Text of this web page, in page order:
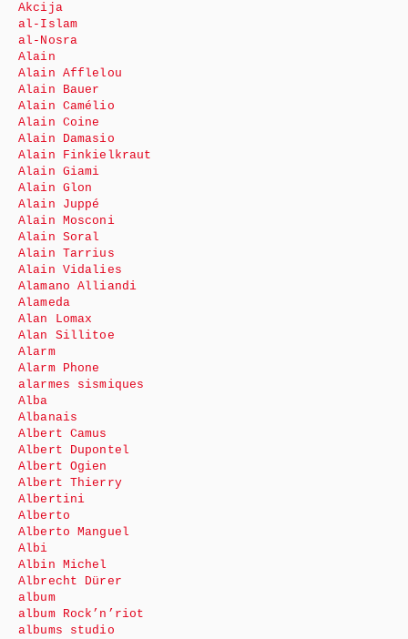
Akcija
al-Islam
al-Nosra
Alain
Alain Afflelou
Alain Bauer
Alain Camélio
Alain Coine
Alain Damasio
Alain Finkielkraut
Alain Giami
Alain Glon
Alain Juppé
Alain Mosconi
Alain Soral
Alain Tarrius
Alain Vidalies
Alamano Alliandi
Alameda
Alan Lomax
Alan Sillitoe
Alarm
Alarm Phone
alarmes sismiques
Alba
Albanais
Albert Camus
Albert Dupontel
Albert Ogien
Albert Thierry
Albertini
Alberto
Alberto Manguel
Albi
Albin Michel
Albrecht Dürer
album
album Rock’n’riot
albums studio